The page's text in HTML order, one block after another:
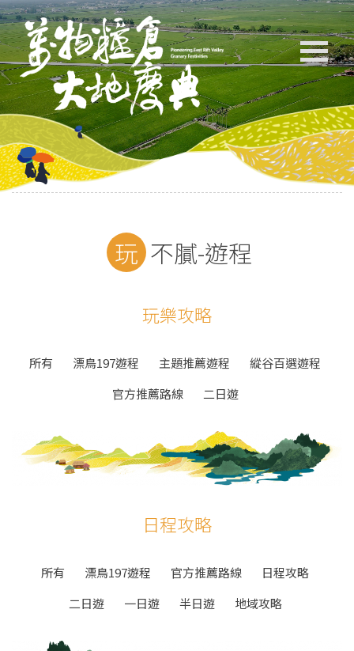
玩不膩-遊程
玩樂攻略
所有 漂鳥197遊程 主題推薦遊程
縱谷百選遊程
官方推薦路線
二日遊
日程攻略
所有 漂鳥197遊程 官方推薦路線
日程攻略
二日遊
一日遊 半日遊 地域攻略